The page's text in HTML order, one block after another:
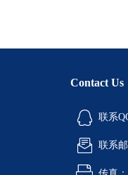
Contact Us
联系
联系